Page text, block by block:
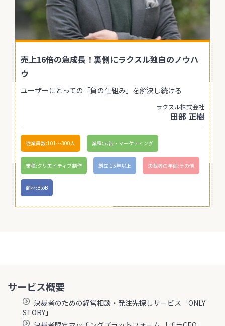
売上16倍の急成長！裏側にラクスル独自のノウハ
ウ
ユーザーにとっての「負の仕組み」を解決し続ける
ラクスル株式会社
田部 正樹
従業員数:101〜300人 業種:広告・マーケティング
業種:クリエイティブ制作 創立:15年以上 決裁者の年齢:その他
商材:BtoB
サービス概要
決裁者のための経営相談・発注先探しサービス「ONLY
STORY」